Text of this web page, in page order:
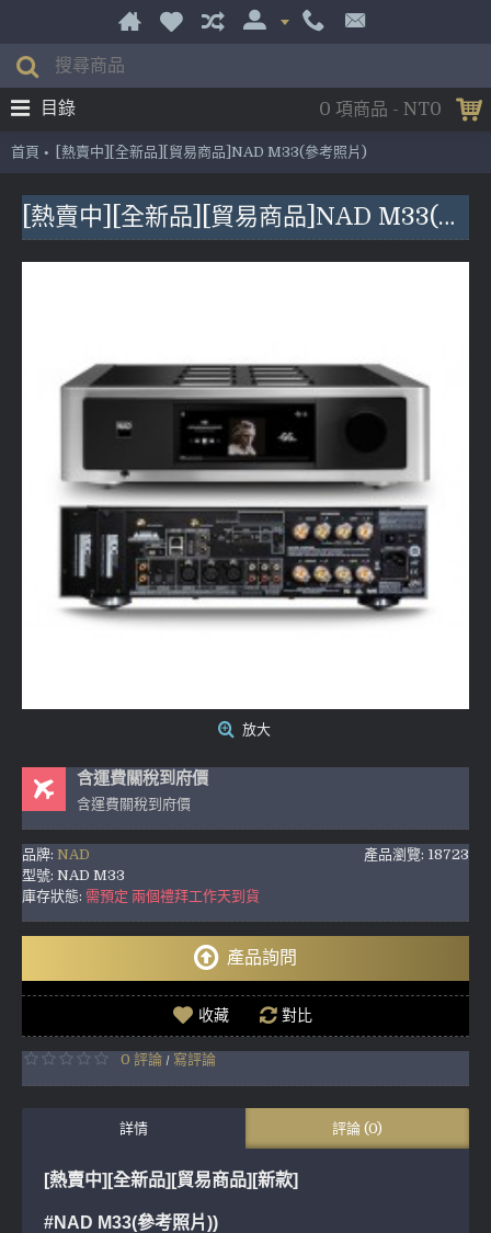
0 項商品 - NT0
目錄
首頁 [熱賣中][全新品][貿易商品]NAD M33(參考照片)
[熱賣中][全新品][貿易商品]NAD M33(參考照片)
放大
含運費關稅到府價
含運費關稅到府價
產品瀏覽: 18723
品牌: NAD
型號: NAD M33
庫存狀態: 需預定 兩個禮拜工作天到貨
產品詢問
收藏 對比
0 評論 / 寫評論
詳情 評論 (0)
[熱賣中] [全新品][貿易商品] [新款]
#NAD M33(參考照片))